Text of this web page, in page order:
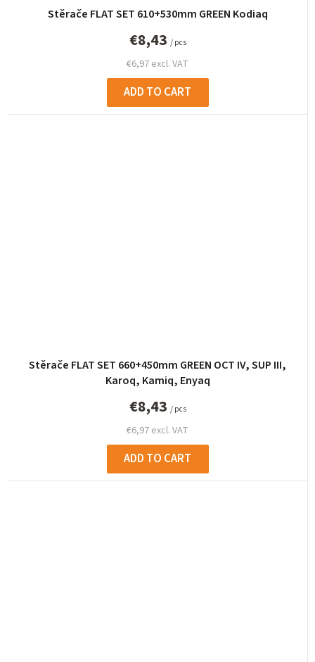
Stěrače FLAT SET 610+530mm GREEN Kodiaq
€6,97 excl. VAT
€8,43 / pcs
ADD TO CART
Stěrače FLAT SET 660+450mm GREEN OCT IV, SUP III,
Karoq, Kamiq, Enyaq
€6,97 excl. VAT
€8,43 / pcs
ADD TO CART